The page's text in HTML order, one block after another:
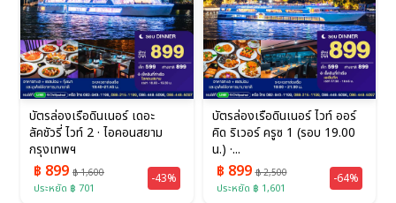
บัตรล่องเรือดินเนอร์ เดอะ
ลัคชัวรี่ ไวท์ 2 · ไอคอนสยาม
กรุงเทพฯ
฿ 899 ฿ 1,600
ประหยัด ฿ 701
-43%
บัตรล่องเรือดินเนอร์ ไวท์ ออร์
คิด ริเวอร์ ครูซ 1 (รอบ 19.00
น.) ·...
฿ 899฿ 2,500
ประหยัด ฿ 1,601
-64%